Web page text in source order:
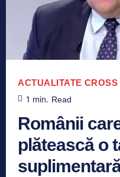
ACTUALITATE CROSS
1 min. Read
Românii
plătească o